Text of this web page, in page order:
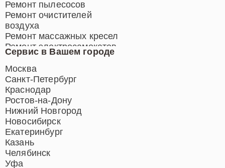
Сервис в Вашем городе
Москва
Санкт-Петербург
Краснодар
Ростов-на-Дону
Нижний Новгород
Новосибирск
Екатеринбург
Казань
Челябинск
Уфа
Ремонт пылесосов
Ремонт очистителей
воздуха
Ремонт массажных кресел
Ремонт электросамокатов
Ремонт индукционных плит
Ремонт роботов-пылесосов
Ремонт гладильных систем
Ремонт отпаривателей
Ремонт вертикальных
пылесосов